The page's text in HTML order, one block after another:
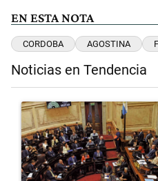
EN ESTA NOTA
CORDOBA AGOSTINA
Noticias en Tendencia
Un artículo de tendencia con el